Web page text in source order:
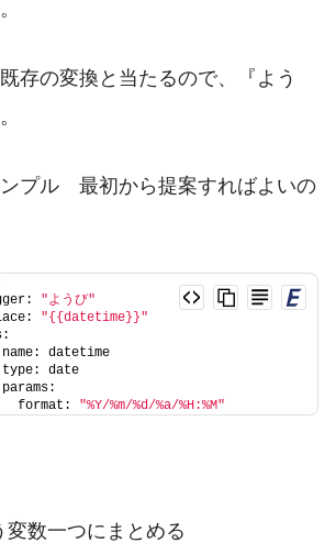
存の変換と当たるので、『よう
プル 最初から提案すればよいの
"ようび"
"{{datetime}}"
datetime
date
format:
"%Y/%m/%d/%a/%H:%M"
変数一つにまとめる